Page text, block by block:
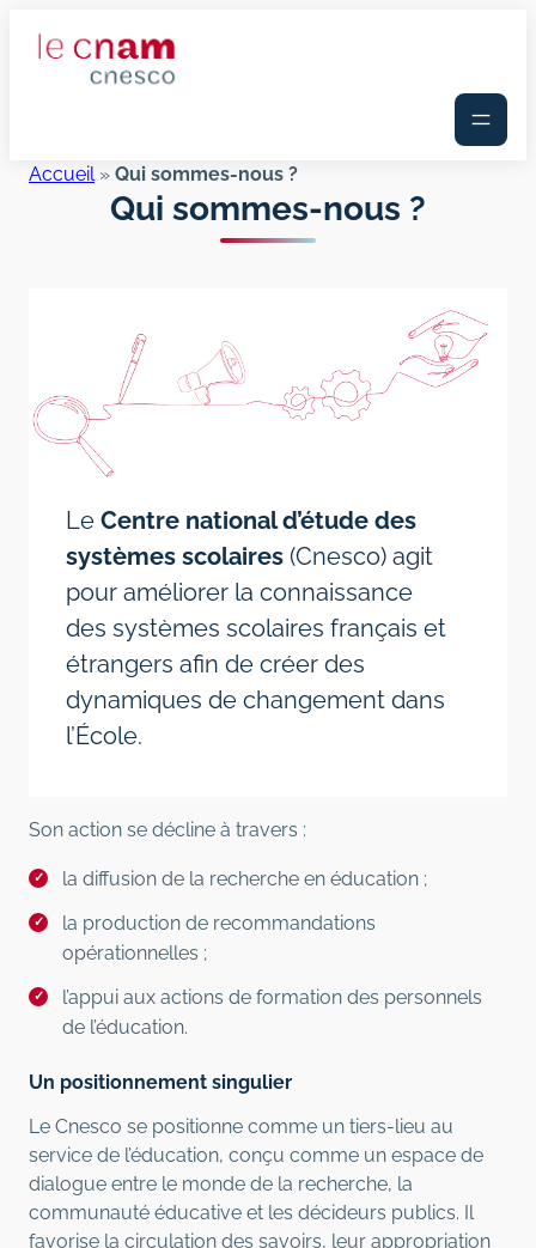
Accueil» Qui sommes-nous ?
Qui sommes-nous ?
Le Centre national d’étude des
systèmes scolaires(Cnesco) agit
pour améliorer la connaissance
des systèmes scolaires français et
étrangers afin de créer des
dynamiques de changement dans
l’École.
Son action se décline à travers :
la diffusion de la recherche en éducation ;
la production de recommandations
opérationnelles ;
l’appui aux actions de formation des personnels
de l’éducation.
Un positionnement singulier
Le Cnesco se positionne comme un tiers-lieu au
service de l’éducation, conçu comme un espace de
dialogue entre le monde de la recherche, la
communauté éducative et les décideurs publics. Il
favorise la circulation des savoirs, leur appropriation